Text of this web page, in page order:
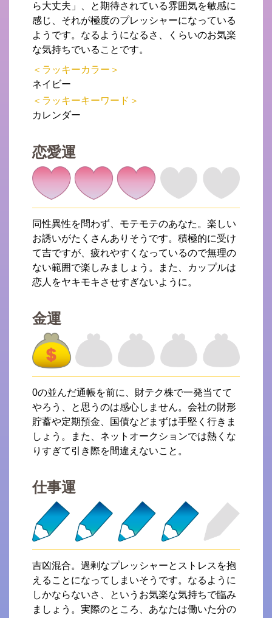
ら大丈夫」、と期待されている雰囲気を敏感に
感じ、それが極度のプレッシャーになっている
ようです。なるようになるさ、くらいのお気楽
な気持ちでいることです。
＜ラッキーカラー＞
ネイビー
＜ラッキーキーワード＞
カレンダー
恋愛運
同性異性を問わず、モテモテのあなた。楽しい
お誘いがたくさんありそうです。積極的に受け
て吉ですが、疲れやすくなっているので無理の
ない範囲で楽しみましょう。また、カップルは
恋人をヤキモキさせすぎないように。
金運
0の並んだ通帳を前に、財テク株で一発当てて
やろう、と思うのは感心しません。会社の財形
貯蓄や定期預金、国債などまずは手堅く行きま
しょう。また、ネットオークションでは熱くな
りすぎて引き際を間違えないこと。
仕事運
吉凶混合。過剰なプレッシャーとストレスを抱
えることになってしまいそうです。なるように
しかならないさ、というお気楽な気持ちで臨み
ましょう。実際のところ、あなたは働いた分の